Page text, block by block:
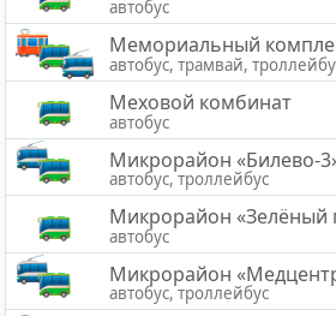
автобус
Мемориальный
автобус, трамвай,
Меховой комбинат
автобус
Микрорайон «Билево-
автобус, троллейбус
Микрорайон «Зелёный
автобус
Микрорайон
автобус, троллейбус